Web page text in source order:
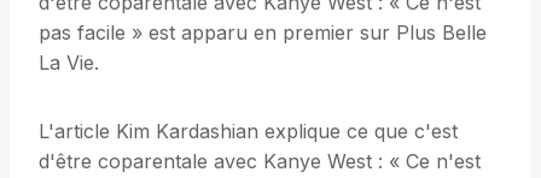
pas facile » est apparu en premier sur Plus Belle
La Vie.
L'article Kim Kardashian explique ce que c'est
d'être coparentale avec Kanye West : « Ce n'est